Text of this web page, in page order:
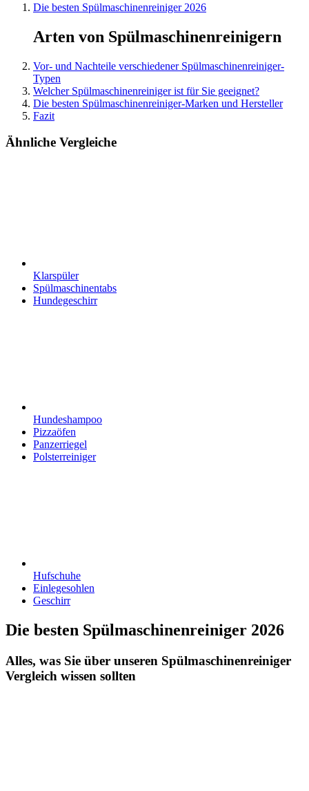
Die besten Spülmaschinenreiniger 2026
Arten von Spülmaschinenreinigern
Vor- und Nachteile verschiedener Spülmaschinenreiniger-
Typen
Welcher Spülmaschinenreiniger ist für Sie geeignet?
Die besten Spülmaschinenreiniger-Marken und Hersteller
Fazit
Ähnliche Vergleiche
Klarspüler
Spülmaschinentabs
Hundegeschirr
Hundeshampoo
Pizzaöfen
Panzerriegel
Polsterreiniger
Hufschuhe
Einlegesohlen
Geschirr
Die besten Spülmaschinenreiniger 2026
Alles, was Sie über unseren Spülmaschinenreiniger
Vergleich wissen sollten